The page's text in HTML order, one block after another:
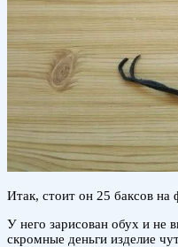
Итак, стоит он 25 баксов на
У него зарисован обух и не
скромные деньги изделие